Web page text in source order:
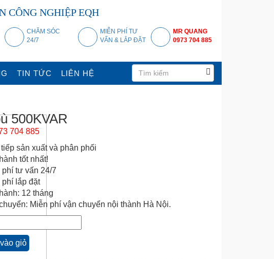
CÔNG NGHIỆP EQH
CHĂM SÓC
24/7
MIỄN PHÍ TƯ
VẤN & LẮP ĐẶT
MR QUANG
0973 704 885
TIN TỨC LIÊN HỆ
500KVAR
704 885
sản xuất và phân phối
tốt nhất!
phí tư vấn 24/7
phí lắp đặt
12 tháng
Miễn phí vận chuyển nội thành Hà Nội.
giỏ